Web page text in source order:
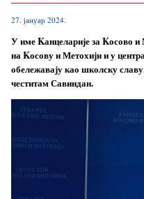
27. јануар 2024.
У име Kанцеларије за Kосово
на Kосову и Метохији и у
обележавају као школску
честитам Савиндан.